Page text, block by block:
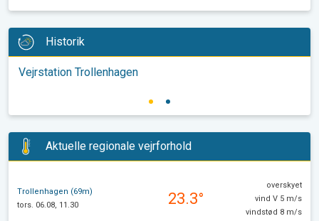
Historik
Vejrstation Trollenhagen
Aktuelle regionale vejrforhold
Trollenhagen (69m)
tors. 06.08, 11.30
23.3°
overskyet
vind V 5 m/s
vindstød 8 m/s